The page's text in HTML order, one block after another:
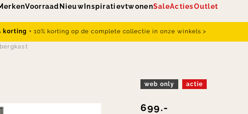
Voorraad Nieuw InspiratievtwonenSaleActiesOutlet
korting + 10% korting op de complete collectie in onze winkels >
web only actie
699.-